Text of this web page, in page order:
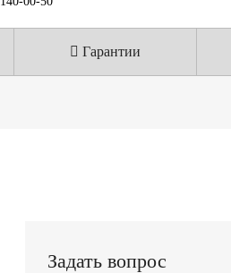
Гарантии
Задать вопрос